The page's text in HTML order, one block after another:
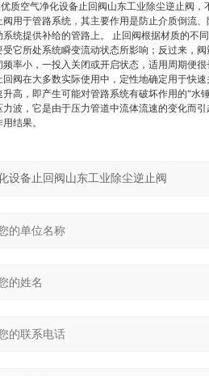
质空气净化设备止回阀山东工业除尘逆止阀 ，
阀 用于管路系统，其主要作用是防止介质倒流
统提供补给的管路上。 止回阀根据材质的
它所处系统瞬变流动状态所影响；反过来，
率小，一投入关闭或开启状态，适用周期便
阀在大多数实际使用中，定性地确定用于快
高，即产生可能对管路系统有破坏作用的“水
波，它是由于压力管道中流体流速的变化而
结果。